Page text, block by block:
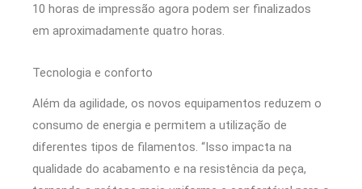
10 horas de impressão agora podem ser finalizados
em aproximadamente quatro horas.
Tecnologia e conforto
Além da agilidade, os novos equipamentos reduzem o
consumo de energia e permitem a utilização de
diferentes tipos de filamentos. “Isso impacta na
qualidade do acabamento e na resistência da peça,